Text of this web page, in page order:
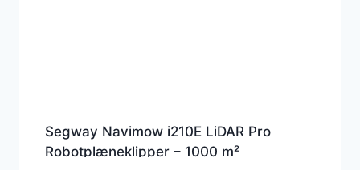
Segway Navimow i210E LiDAR Pro
Robotplæneklipper – 1000 m²